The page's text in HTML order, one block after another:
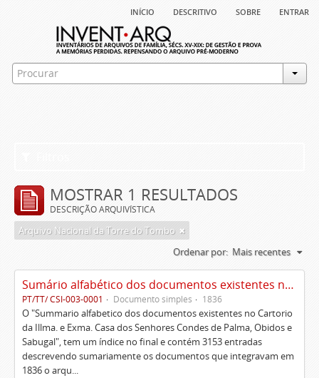
início descritivo sobre entrar
MOSTRAR 1 RESULTADOS
DESCRIÇÃO ARQUIVÍSTICA
Arquivo Nacional da Torre do Tombo
Ordenar por: Mais recentes
Sumário alfabético dos documentos existentes no Cartório da Ilustríssima e Excelentíssima Casa dos senhores condes de Palma, Óbidos e Sabugal
PT/TT/ CSI-003-0001 Documento simples 1836
O "Summario alfabetico dos documentos existentes no Cartorio
da Illma. e Exma. Casa dos Senhores Condes de Palma, Obidos e
Sabugal", tem um índice no final e contém 3153 entradas
descrevendo sumariamente os documentos que integravam em
1836 o arqu...